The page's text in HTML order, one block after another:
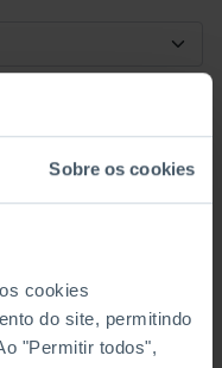
Sobre os cookies
cookies
do site, permitindo
"Permitir todos",